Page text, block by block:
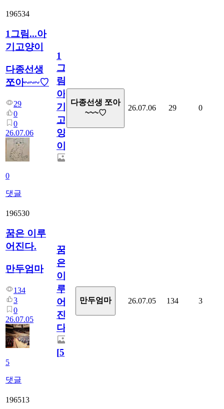
196534
1그림...아
기고양이
다종선생
쪼아~~~♡
29
0
0
26.07.06
0
댓글
1
그
림...
아
기
고
양
이
다종선생 쪼아
~~~♡
26.07.06 29 0
196530
꿈은 이루
어진다.
만두엄마
134
3
0
26.07.05
5
댓글
꿈
은
이
루
어
진
다.
[5]
만두엄마 26.07.05 134 3
196513